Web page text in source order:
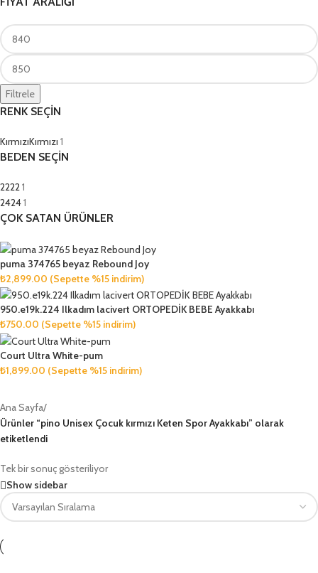
Filtrele
RENK SEÇİN
KırmızıKırmızı 1
BEDEN SEÇİN
22221
24241
ÇOK SATAN ÜRÜNLER
puma 374765 beyaz Rebound Joy
₺2,899.00 (Sepette %15 indirim)
950.e19k.224 Ilkadım lacivert ORTOPEDİK BEBE Ayakkabı
₺750.00 (Sepette %15 indirim)
Court Ultra White-pum
₺1,899.00 (Sepette %15 indirim)
Ana Sayfa/
Ürünler “pino Unisex Çocuk kırmızı Keten Spor Ayakkabı” olarak
etiketlendi
Tek bir sonuç gösteriliyor
Show sidebar